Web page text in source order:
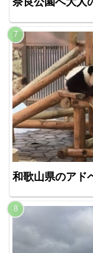
和歌山県のアド